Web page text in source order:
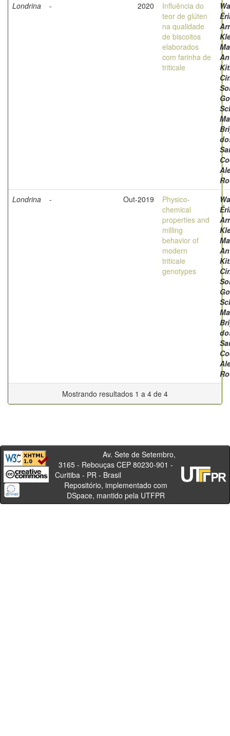
Londrina - 2020
Influência do
teor de glúten
na qualidade
de biscoitos
elaborados
com farinha de
triticale
Londrina
- Out-2019
Physico-
chemical
properties and
milling
behavior of
modern
triticale
genotypes
Mostrando resultados 1 a 4 de 4
Av. Sete de Setembro,
3165 - Rebouças CEP 80230-901 -
Curitiba - PR - Brasil
Repositório, implementado com
DSpace, mantido pela UTFPR